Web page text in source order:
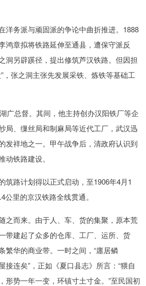
洋务派与顽固派的争论中曲折推进。1888
鸿章拟将铁路延伸至通县，遭保守派反
洞另辟蹊径，提出修筑芦汉铁路。但因担
，张之洞主张先发展采铁、炼铁等基础工
广总督。其间，他主持创办汉阳铁厂等企
局、缫丝局和制麻局等近代工厂，武汉迅
发祥地之一。甲午战争后，清政府认识到
动铁路建设。
筑路计划得以正式启动，至1906年4月1
公里的京汉铁路全线贯通。
之而来。由于人、车、货的集聚，原本荒
带建起了众多的仓库、工厂、运所、货
繁华的商业带。一时之间，“廛居鳞
连矣”，正如《夏口县志》所言：“猥自
形势一年一变，环镇寸土寸金。”至民国初